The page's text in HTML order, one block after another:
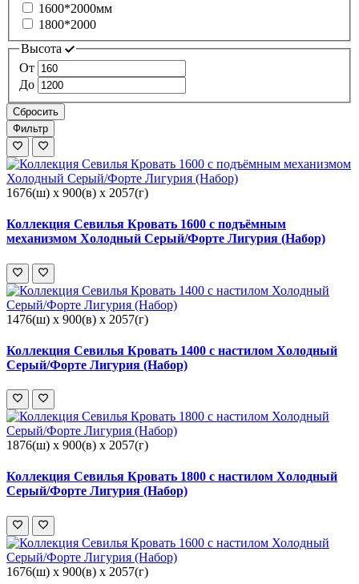
1600*2000мм
1800*2000
Высота
От
До
Сбросить
Фильтр
1676(ш) x 900(в) x 2057(г)
Коллекция Севилья Кровать 1600 с подъёмным
механизмом Холодный Серый/Форте Лигурия (Набор)
1476(ш) x 900(в) x 2057(г)
Коллекция Севилья Кровать 1400 с настилом Холодный
Серый/Форте Лигурия (Набор)
1876(ш) x 900(в) x 2057(г)
Коллекция Севилья Кровать 1800 с настилом Холодный
Серый/Форте Лигурия (Набор)
1676(ш) x 900(в) x 2057(г)